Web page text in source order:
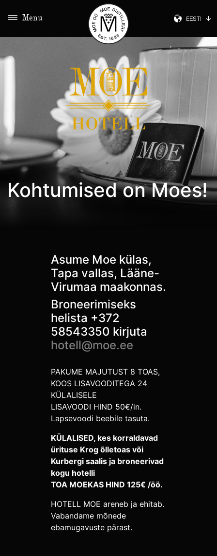
Menu EESTI
Kohtumised on Moes!
Asume Moe külas,
Tapa vallas, Lääne-
Virumaa maakonnas.
Broneerimiseks
helista +372
58543350 kirjuta
hotell@moe.ee
PAKUME MAJUTUST 8 TOAS,
KOOS LISAVOODITEGA 24
KÜLALISELE
LISAVOODI HIND 50€/in.
Lapsevoodi beebile tasuta.
KÜLALISED, kes korraldavad
ürituse Krog õlletoas või
Kurbergi saalis ja broneerivad
kogu hotelli
TOA MOEKAS HIND 125€ /öö.
HOTELL MOE areneb ja ehitab.
Vabandame mõnede
ebamugavuste pärast.